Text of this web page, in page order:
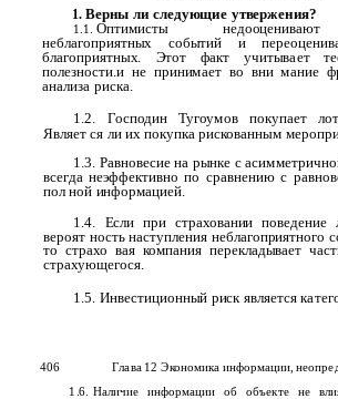
1. Верны ли следующие утвержения?
1.1. Оптимисты недооценивают
неблагоприятных событий и
благоприятных. Этот факт учитывает
полезности.и не принимает во вни­ мание
анализа риска.
1.2. Господин Тугоумов покупает
Являет­ ся ли их покупка рискованным
1.3. Равновесие на рынке с
всегда неэффективно по сравнению с
пол­ ной информацией.
1.4. Если при страховании поведение
вероят­ ность наступления неблагоприятного
то страхо­ вая компания перекладывает
страхующегося.
1.5. Инвестиционный риск является
406
Глава 12 Экономика информации,
1.6. Наличие информации об объекте не